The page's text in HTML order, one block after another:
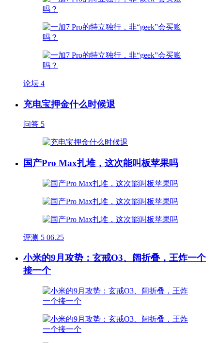
论坛 4
充电宝押金什么时候退
问答 5
国产Pro Max扎堆，这次能叫板苹果吗
评测 5 06.25
小米的9月攻势：玄戒O3、阔折叠，王炸一个
接一个